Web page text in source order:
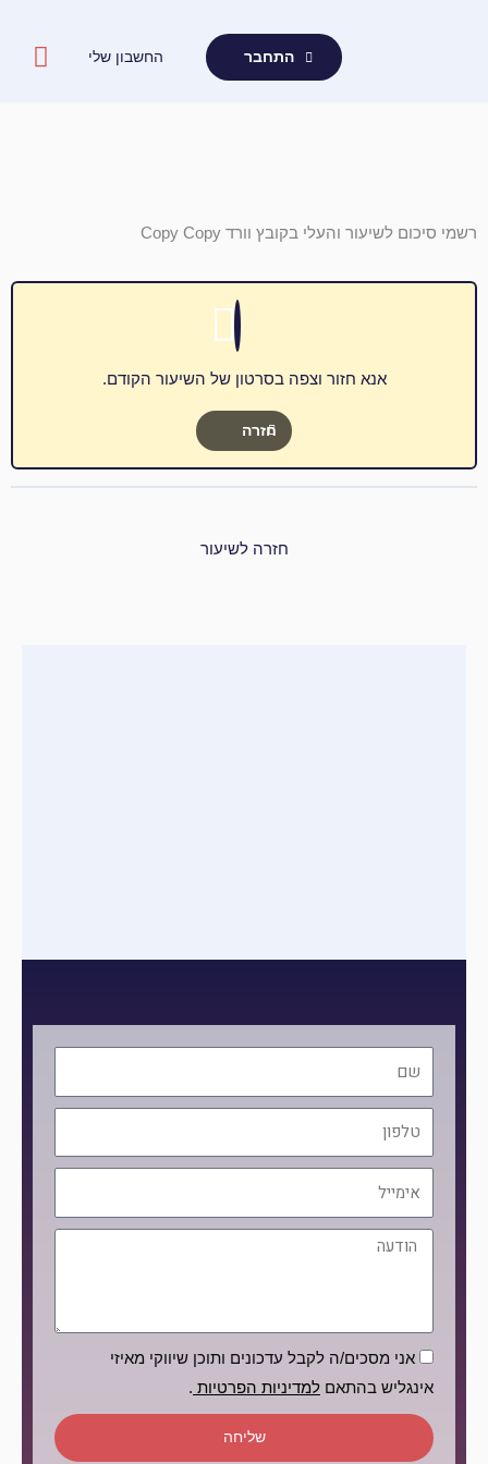
התחבר
החשבון שלי
רשמי סיכום לשיעור והעלי בקובץ וורד Copy Copy
אנא חזור וצפה בסרטון של השיעור הקודם.
חזרה
חזרה לשיעור
טלפון
הודעה
הסכמה
אני מסכים/ה לקבל עדכונים ותוכן שיווקי מאיזי
אינגליש בהתאם למדיניות הפרטיות .
שליחה